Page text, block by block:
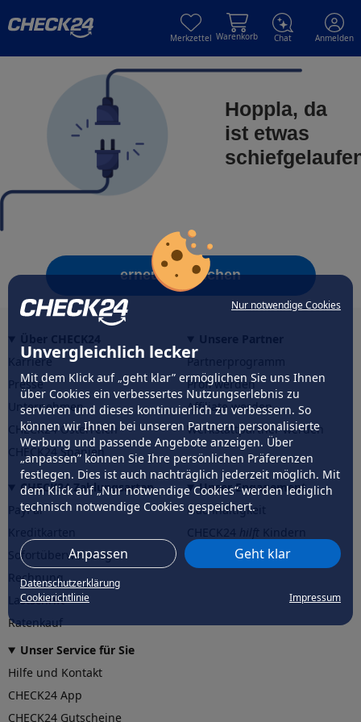
Nur notwendige Cookies
Unvergleichlich lecker
Mit dem Klick auf „geht klar” ermöglichen Sie uns Ihnen
über Cookies ein verbessertes Nutzungserlebnis zu
servieren und dieses kontinuierlich zu verbessern. So
können wir Ihnen bei unseren Partnern personalisierte
Werbung und passende Angebote anzeigen. Über
„anpassen” können Sie Ihre persönlichen Präferenzen
festlegen. Dies ist auch nachträglich jederzeit möglich. Mit
dem Klick auf „Nur notwendige Cookies” werden lediglich
technisch notwendige Cookies gespeichert.
Anpassen Geht klar
Datenschutzerklärung
Cookierichtlinie
Impressum
Merkzettel Warenkorb Chat Anmelden
Hoppla, da
ist etwas
erneut versuchen
Karriere
Presse
Unternehmen
CHECK24 Österreich
CHECK24 Spanien
Partnerprogramm
Profi werden
Affiliate werden
Werkstattpartner werden
CHECK24 Zahlungsarten
PayPal
Sofortüberweisung
Rechnung
Lastschrift
Ratenkauf
Unser Engagement
Nachhaltigkeit
CHECK24hilftder Natur
Unser Service für Sie
Hilfe und Kontakt
CHECK24 App
CHECK24 Gutscheine